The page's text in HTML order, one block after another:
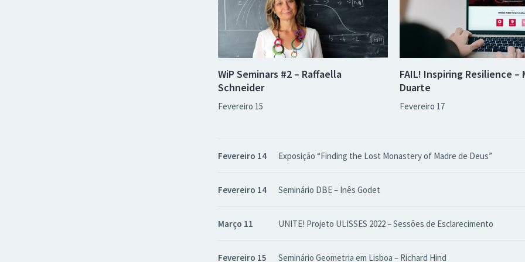
WiP Seminars #2 – Raffaella
Schneider
Fevereiro 15
FAIL! Inspiring Resilience –
Duarte
Fevereiro 17
Fevereiro 14 Exposição “Finding the Lost Monastery of Madre de Deus”
Fevereiro 14 Seminário DBE – Inês Godet
Março 11 UNITE! Projeto ULISSES 2022 – Sessões de Esclarecimento
Fevereiro 15 Seminário Geometria em Lisboa – Richard Hind